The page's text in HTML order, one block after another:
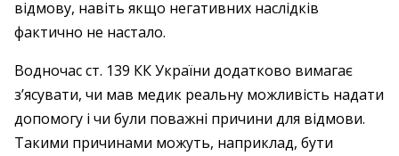
відмову, навіть якщо негативних наслідків
фактично не настало.
Водночас ст. 139 КК України додатково вимагає
з’ясувати, чи мав медик реальну можливість надати
допомогу і чи були поважні причини для відмови.
Такими причинами можуть, наприклад, бути